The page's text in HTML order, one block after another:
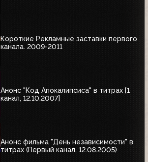
Короткие Рекламные заставки первого
канала. 2009-2011
Анонс "Код Апокалипсиса" в титрах [1
канал, 12.10.2007]
Анонс фильма "День независимости" в
титрах (Первый канал, 12.08.2005)